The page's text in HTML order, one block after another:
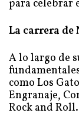
para celebrar
La carrera
A lo largo de
como Los
Engranaje,
Rock and Roll.